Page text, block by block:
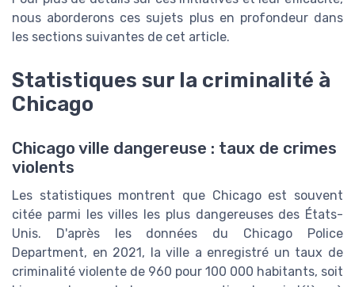
nous aborderons ces sujets plus en profondeur dans
les sections suivantes de cet article.
Statistiques sur la criminalité à
Chicago
Chicago ville dangereuse : taux de crimes
violents
Les statistiques montrent que Chicago est souvent
citée parmi les villes les plus dangereuses des États-
Unis. D'après les données du Chicago Police
Department, en 2021, la ville a enregistré un taux de
criminalité violente de 960 pour 100 000 habitants, soit